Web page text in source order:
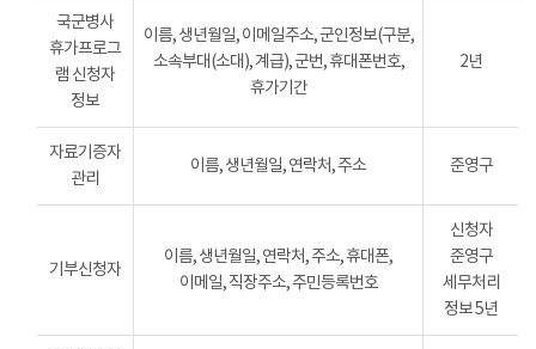
국군병사
휴가프로그
램 신청자
정보
이름, 생년월일, 이메일주소, 군인정보(구분,
소속부대(소대), 계급), 군번, 휴대폰번호,
휴가기간
2년
자료기증자
관리
이름, 생년월일, 연락처, 주소 준영구
기부신청자
이름, 생년월일, 연락처, 주소, 휴대폰,
이메일, 직장주소, 주민등록번호
신청자
준영구
세무처리
정보 5년